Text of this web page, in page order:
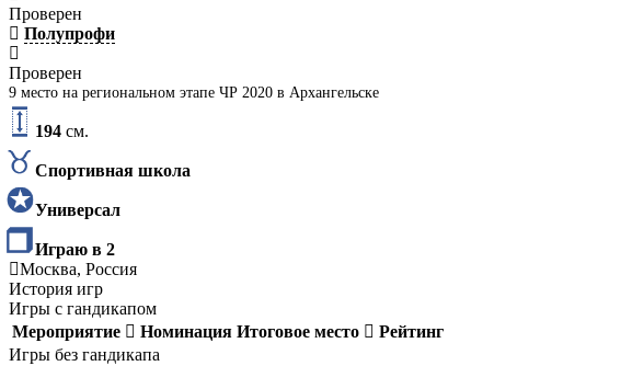
Проверен
Полупрофи
Проверен
9 место на региональном этапе ЧР 2020 в Архангельске
194 см.
Спортивная школа
Универсал
Играю в 2
Москва, Россия
История игр
Игры с гандикапом
Мероприятие
Номинация Итоговое место
Рейтинг
Игры без гандикапа